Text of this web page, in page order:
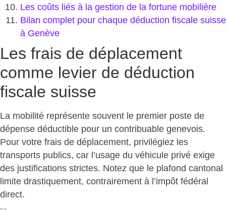
Les coûts liés à la gestion de la fortune mobilière
Bilan complet pour chaque déduction fiscale suisse
à Genève
Les frais de déplacement
comme levier de déduction
fiscale suisse
La mobilité représente souvent le premier poste de
dépense déductible pour un contribuable genevois.
Pour votre frais de déplacement, privilégiez les
transports publics, car l’usage du véhicule privé exige
des justifications strictes. Notez que le plafond cantonal
limite drastiquement, contrairement à l’impôt fédéral
direct.